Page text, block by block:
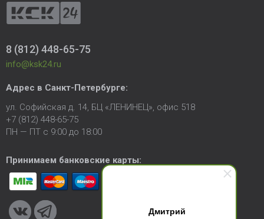
Дмитрий
8 (812) 448-65-75
info@ksk24.ru
Адрес в Санкт-Петербурге:
ул. Софийская д. 14, БЦ «ЛЕНИНЕЦ», офис 518
+7 (812) 448-65-75
ПН — ПТ с 9:00 до 18:00
Принимаем банковские карты: